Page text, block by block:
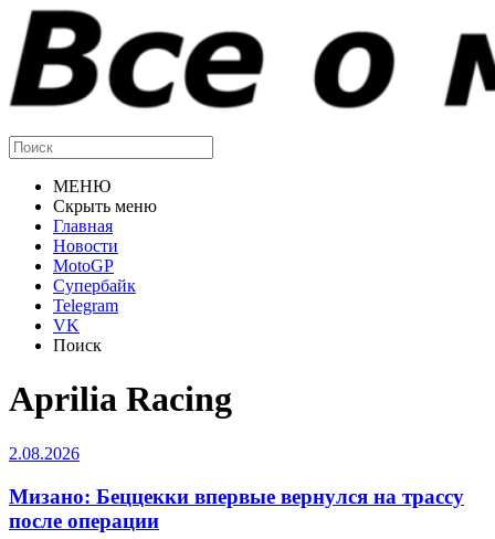
МЕНЮ
Скрыть меню
Главная
Новости
MotoGP
Супербайк
Telegram
VK
Поиск
Aprilia Racing
2.08.2026
Мизано: Беццекки впервые вернулся на трассу
после операции